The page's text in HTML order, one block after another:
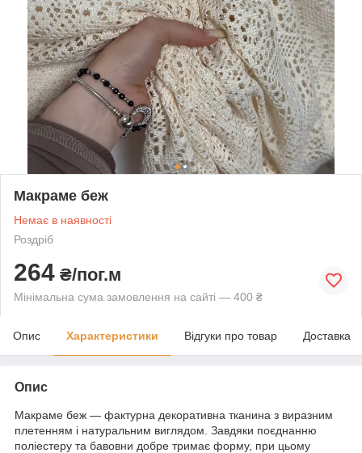
Макраме беж
Немає в наявності
Роздріб
264 ₴/пог.м
Мінімальна сума замовлення на сайті — 400 ₴
Опис Характеристики Відгуки про товар Доставка
Опис
Макраме беж — фактурна декоративна тканина з виразним
плетенням і натуральним виглядом. Завдяки поєднанню
поліестеру та бавовни добре тримає форму, при цьому